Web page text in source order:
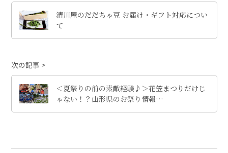
清川屋のだだちゃ豆 お届け・ギフト対応につい
て
次の記事
＜夏祭りの前の素敵経験♪＞花笠まつりだけじ
ゃない！？山形県のお祭り情報…